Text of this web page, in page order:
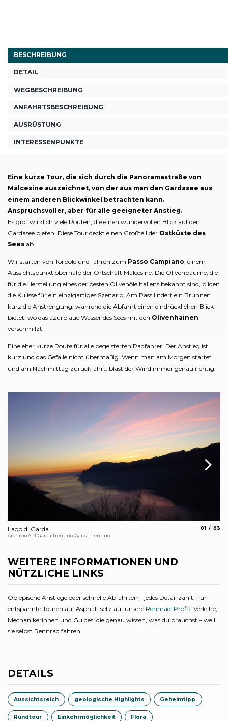
BESCHREIBUNG
DETAIL
WEGBESCHREIBUNG
ANFAHRTSBESCHREIBUNG
AUSRÜSTUNG
INTERESSENPUNKTE
Eine kurze Tour, die sich durch die Panoramastraße von
Malcesine auszeichnet, von der aus man den Gardasee aus
einem anderen Blickwinkel betrachten kann.
Anspruchsvoller, aber für alle geeigneter Anstieg.
Es gibt wirklich viele Routen, die einen wundervollen Blick auf den
Gardasee bieten. Diese Tour deckt einen Großteil der Ostküste des
Sees ab.
Wir starten von Torbole und fahren zum Passo Campiano , einem
Aussichtspunkt oberhalb der Ortschaft Malcesine. Die Olivenbäume, die
für die Herstellung eines der besten Olivenöle Italiens bekannt sind, bilden
die Kulisse für ein einzigartiges Szenario. Am Pass lindert ein Brunnen
kurz die Anstrengung, während die Abfahrt einen eindrücklichen Blick
bietet, wo das azurblaue Wasser des Sees mit den Olivenhainen
verschmilzt.
Eine eher kurze Route für alle begeisterten Radfahrer. Der Anstieg ist
kurz und das Gefälle nicht übermäßig. Wenn man am Morgen startet
und am Nachmittag zurückfährt, bläst der Wind immer genau richtig.
Lago di Garda
Archivio APT Garda Trentino, Garda Trentino
01 03
WEITERE INFORMATIONEN UND
NÜTZLICHE LINKS
Ob epische Anstiege oder schnelle Abfahrten – jedes Detail zählt. Für
entspannte Touren auf Asphalt setz auf unsere Rennrad-Profis: Verleihe,
Mechanikerinnen und Guides, die genau wissen, was du brauchst – weil
sie selbst Rennrad fahren.
DETAILS
Aussichtsreich geologische Highlights Geheimtipp
Rundtour Einkehrmöglichkeit Flora